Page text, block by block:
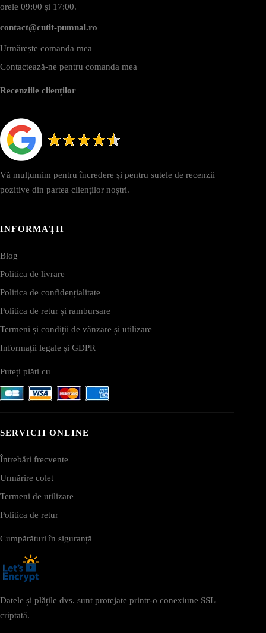
orele 09:00 și 17:00.
contact@cutit-pumnal.ro
Urmărește comanda mea
Contactează-ne pentru comanda mea
Recenziile clienților
Vă mulțumim pentru încredere și pentru sutele de recenzii
pozitive din partea clienților noștri.
INFORMAȚII
Blog
Politica de livrare
Politica de confidențialitate
Politica de retur și rambursare
Termeni și condiții de vânzare și utilizare
Informații legale și GDPR
Puteți plăti cu
SERVICII ONLINE
Întrebări frecvente
Urmărire colet
Termeni de utilizare
Politica de retur
Cumpărături în siguranță
Datele și plățile dvs. sunt protejate printr-o conexiune SSL
criptată.